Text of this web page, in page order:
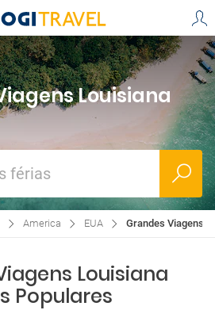
Louisiana
férias
America EUA Grandes Viagens
Louisiana
Populares